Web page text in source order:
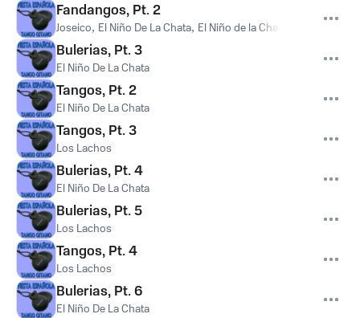
Fandangos, Pt. 2
Joseico, El Niño De La Chata, El Niño de la Chata, Joseico
Bulerias, Pt. 3
El Niño De La Chata
Tangos, Pt. 2
El Niño De La Chata
Tangos, Pt. 3
Los Lachos
Bulerias, Pt. 4
El Niño De La Chata
Bulerias, Pt. 5
Los Lachos
Tangos, Pt. 4
Los Lachos
Bulerias, Pt. 6
El Niño De La Chata